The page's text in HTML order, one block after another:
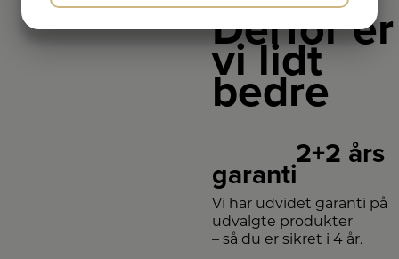
Derfor er
vi lidt
bedre
2+2 års
garanti
Vi har udvidet garanti på
udvalgte produkter
– så du er sikret i 4 år.
STATISTIK